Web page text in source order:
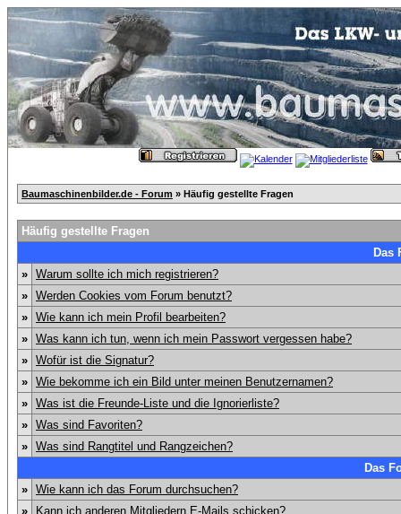
Baumaschinenbilder.de - Forum » Häufig gestellte Fragen
Häufig gestellte Fragen
Das
» Warum sollte ich mich registrieren?
» Werden Cookies vom Forum benutzt?
» Wie kann ich mein Profil bearbeiten?
» Was kann ich tun, wenn ich mein Passwort vergessen habe?
» Wofür ist die Signatur?
» Wie bekomme ich ein Bild unter meinen Benutzernamen?
» Was ist die Freunde-Liste und die Ignorierliste?
» Was sind Favoriten?
» Was sind Rangtitel und Rangzeichen?
Das
» Wie kann ich das Forum durchsuchen?
»
Kann ich anderen Mitgliedern E-Mails schicken?